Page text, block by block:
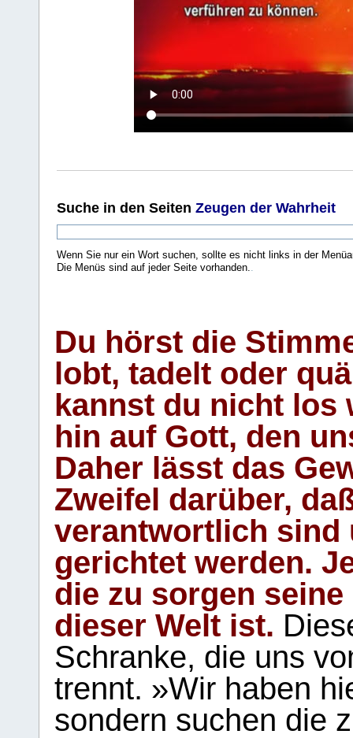
Suche in den Seiten Zeugen der Wahrheit
Wenn Sie nur ein Wort suchen, sollte es nicht links in der
Die Menüs sind auf jeder Seite vorhanden..
Du hörst die
lobt, tadelt oder
kannst du nicht los
hin auf Gott, den
Daher lässt das
Zweifel darüber,
verantwortlich sind
gerichtet werden.
die zu sorgen
dieser Welt ist.
Schranke, die uns
trennt. »Wir haben
sondern suchen die